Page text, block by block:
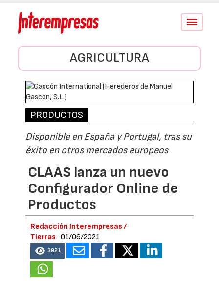
Conmutar
AGRICULTURA
PRODUCTOS
Disponible en España y Portugal, tras su
éxito en otros mercados europeos
CLAAS lanza un nuevo
Configurador Online de
Productos
Redacción Interempresas /
Tierras
01/06/2021
3921